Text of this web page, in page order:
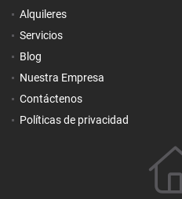
Alquileres
Servicios
Blog
Nuestra Empresa
Contáctenos
Políticas de privacidad